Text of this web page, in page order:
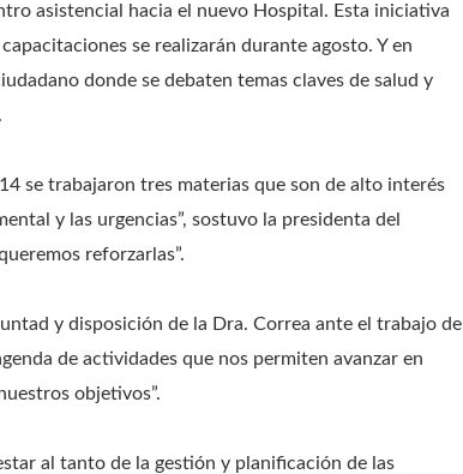
asistencial hacia el nuevo Hospital. Esta iniciativa
se realizarán durante agosto. Y en
donde se debaten temas claves de salud y
se trabajaron tres materias que son de alto interés
y las urgencias”, sostuvo la presidenta del
reforzarlas”.
y disposición de la Dra. Correa ante el trabajo de
de actividades que nos permiten avanzar en
objetivos”.
al tanto de la gestión y planificación de las